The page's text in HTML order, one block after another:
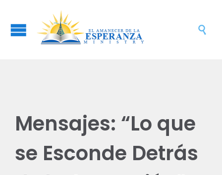

Mensajes: “Lo que
se Esconde Detrás